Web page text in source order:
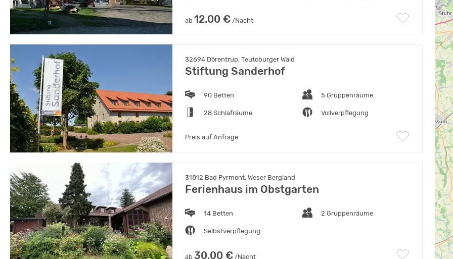
ab 12.00 € /Nacht
32694 Dörentrup, Teutoburger Wald
Stiftung Sanderhof
90 Betten 5 Gruppenräume
28 Schlafräume Vollverpflegung
Preis auf Anfrage
31812 Bad Pyrmont, Weser Bergland
Ferienhaus im Obstgarten
14 Betten 2 Gruppenräume
Selbstverpflegung
ab 30.00 € /Nacht